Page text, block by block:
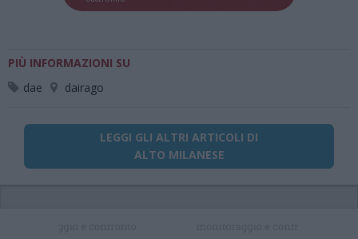
PIÙ INFORMAZIONI SU
dae
dairago
LEGGI GLI ALTRI ARTICOLI DI
ALTO MILANESE